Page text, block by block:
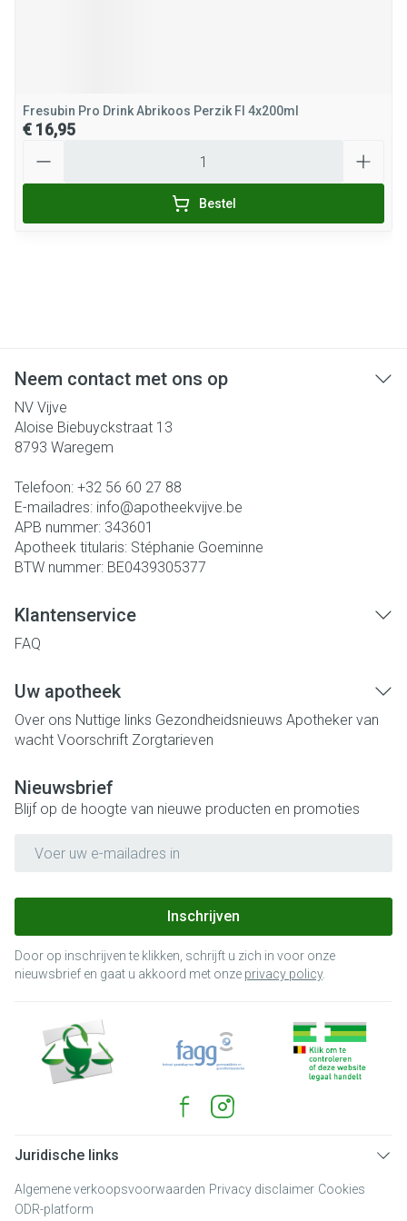
Fresubin Pro Drink Abrikoos Perzik Fl 4x200ml
€ 16,95
Bestel
Neem contact met ons op
NV Vijve
Aloise Biebuyckstraat 13
8793 Waregem
Telefoon: +32 56 60 27 88
E-mailadres: info@apotheekvijve.be
APB nummer: 343601
Apotheek titularis: Stéphanie Goeminne
BTW nummer: BE0439305377
Klantenservice
FAQ
Uw apotheek
Over ons Nuttige links Gezondheidsnieuws Apotheker van
wacht Voorschrift Zorgtarieven
Nieuwsbrief
Blijf op de hoogte van nieuwe producten en promoties
Inschrijven
Door op inschrijven te klikken, schrijft u zich in voor onze
nieuwsbrief en gaat u akkoord met onze privacy policy.
Juridische links
Algemene verkoopsvoorwaarden Privacy disclaimer Cookies
ODR-platform